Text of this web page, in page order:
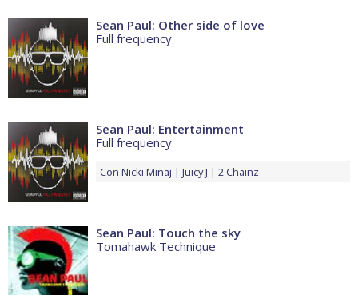
Sean Paul: Other side of love
Full frequency
Sean Paul: Entertainment
Full frequency
Con Nicki Minaj Juicy J 2 Chainz
Sean Paul: Touch the sky
Tomahawk Technique